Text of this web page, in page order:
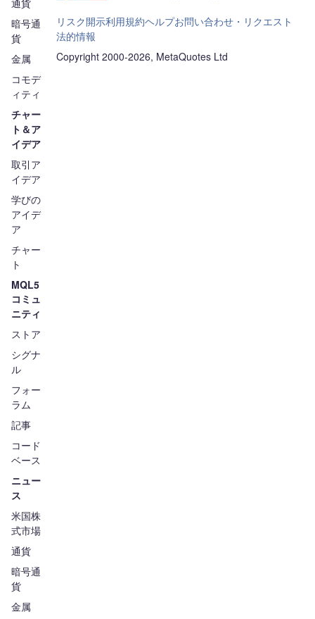
通貨
暗号通
貨
金属
コモデ
ィティ
チャー
ト＆ア
イデア
取引ア
イデア
学びの
アイデ
ア
チャー
ト
MQL5
コミュ
ニティ
ストア
シグナ
ル
フォー
ラム
記事
コード
ベース
ニュー
ス
米国株
式市場
通貨
暗号通
貨
金属
リスク開示利用規約ヘルプお問い合わせ・リクエスト
法的情報
Copyright 2000-2026, MetaQuotes Ltd